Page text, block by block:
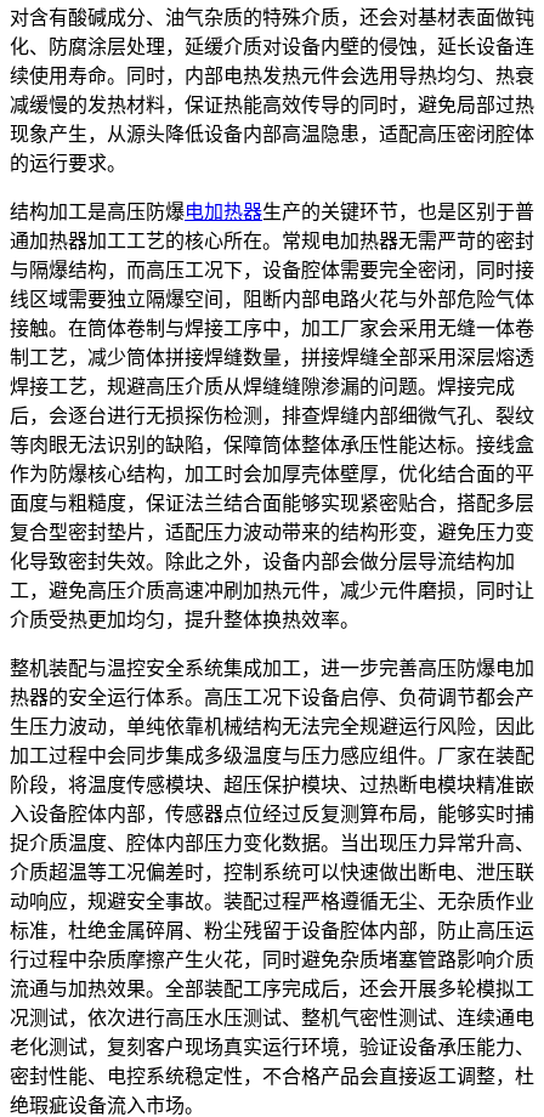
对含有酸碱成分、油气杂质的特殊介质，还会对基材表面做钝
化、防腐涂层处理，延缓介质对设备内壁的侵蚀，延长设备连
续使用寿命。同时，内部电热发热元件会选用导热均匀、热衰
减缓慢的发热材料，保证热能高效传导的同时，避免局部过热
现象产生，从源头降低设备内部高温隐患，适配高压密闭腔体
的运行要求。
结构加工是高压防爆电加热器生产的关键环节，也是区别于普
通加热器加工工艺的核心所在。常规电加热器无需严苛的密封
与隔爆结构，而高压工况下，设备腔体需要完全密闭，同时接
线区域需要独立隔爆空间，阻断内部电路火花与外部危险气体
接触。在筒体卷制与焊接工序中，加工厂家会采用无缝一体卷
制工艺，减少筒体拼接焊缝数量，拼接焊缝全部采用深层熔透
焊接工艺，规避高压介质从焊缝缝隙渗漏的问题。焊接完成
后，会逐台进行无损探伤检测，排查焊缝内部细微气孔、裂纹
等肉眼无法识别的缺陷，保障筒体整体承压性能达标。接线盒
作为防爆核心结构，加工时会加厚壳体壁厚，优化结合面的平
面度与粗糙度，保证法兰结合面能够实现紧密贴合，搭配多层
复合型密封垫片，适配压力波动带来的结构形变，避免压力变
化导致密封失效。除此之外，设备内部会做分层导流结构加
工，避免高压介质高速冲刷加热元件，减少元件磨损，同时让
介质受热更加均匀，提升整体换热效率。
整机装配与温控安全系统集成加工，进一步完善高压防爆电加
热器的安全运行体系。高压工况下设备启停、负荷调节都会产
生压力波动，单纯依靠机械结构无法完全规避运行风险，因此
加工过程中会同步集成多级温度与压力感应组件。厂家在装配
阶段，将温度传感模块、超压保护模块、过热断电模块精准嵌
入设备腔体内部，传感器点位经过反复测算布局，能够实时捕
捉介质温度、腔体内部压力变化数据。当出现压力异常升高、
介质超温等工况偏差时，控制系统可以快速做出断电、泄压联
动响应，规避安全事故。装配过程严格遵循无尘、无杂质作业
标准，杜绝金属碎屑、粉尘残留于设备腔体内部，防止高压运
行过程中杂质摩擦产生火花，同时避免杂质堵塞管路影响介质
流通与加热效果。全部装配工序完成后，还会开展多轮模拟工
况测试，依次进行高压水压测试、整机气密性测试、连续通电
老化测试，复刻客户现场真实运行环境，验证设备承压能力、
密封性能、电控系统稳定性，不合格产品会直接返工调整，杜
绝瑕疵设备流入市场。